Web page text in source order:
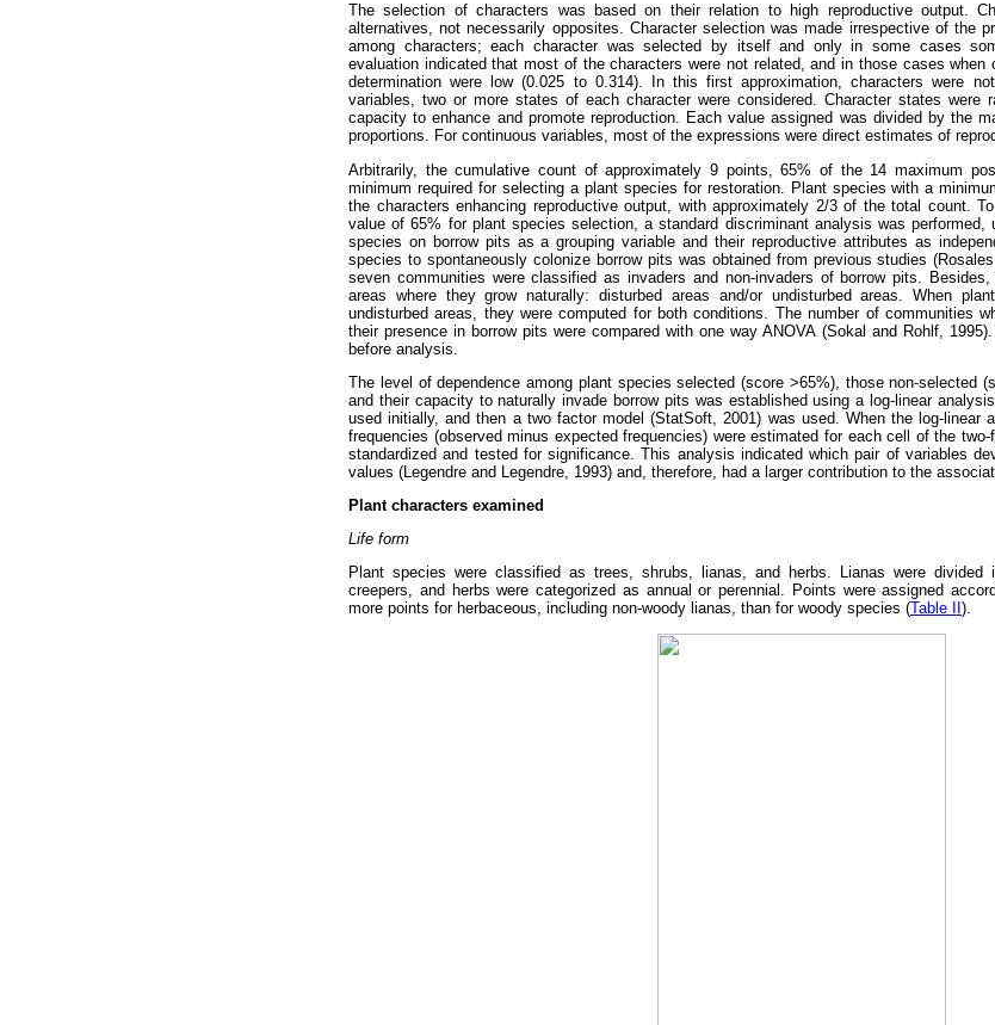
The selection of characters was based on their relation to high reproductive output.
alternatives, not necessarily opposites. Character selection was made irrespective of the
among characters; each character was selected by itself and only in some cases
evaluation indicated that most of the characters were not related, and in those cases
determination were low (0.025 to 0.314). In this first approximation, characters were
variables, two or more states of each character were considered. Character states
capacity to enhance and promote reproduction. Each value assigned was divided by the
proportions. For continuous variables, most of the expressions were direct estimates of
Arbitrarily, the cumulative count of approximately 9 points, 65% of the 14 maximum
minimum required for selecting a plant species for restoration. Plant species with a
the characters enhancing reproductive output, with approximately 2/3 of the total count.
value of 65% for plant species selection, a standard discriminant analysis was
species on borrow pits as a grouping variable and their reproductive attributes as
species to spontaneously colonize borrow pits was obtained from previous studies
seven communities were classified as invaders and non-invaders of borrow pits.
areas where they grow naturally: disturbed areas and/or undisturbed areas. When
undisturbed areas, they were computed for both conditions. The number of communities
their presence in borrow pits were compared with one way ANOVA (Sokal and Rohlf, 1995).
before analysis.
The level of dependence among plant species selected (score >65%), those non-selected
and their capacity to naturally invade borrow pits was established using a log-linear
used initially, and then a two factor model (StatSoft, 2001) was used. When the log-linear
frequencies (observed minus expected frequencies) were estimated for each cell of the
standardized and tested for significance. This analysis indicated which pair of variables
values (Legendre and Legendre, 1993) and, therefore, had a larger contribution to the
Plant characters examined
Life form
Plant species were classified as trees, shrubs, lianas, and herbs. Lianas were divided
creepers, and herbs were categorized as annual or perennial. Points were assigned
more points for herbaceous, including non-woody lianas, than for woody species (Table II ).